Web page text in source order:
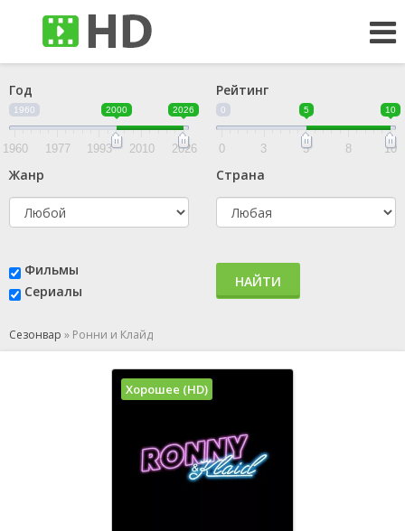
Год
1960 2000 2026
1960 1977 1993 2010 2026
Рейтинг
0 5 10
0 3 5 8 10
Жанр Страна
Фильмы
Сериалы
НАЙТИ
Сезонвар » Ронни и Клайд
Хорошее (HD)